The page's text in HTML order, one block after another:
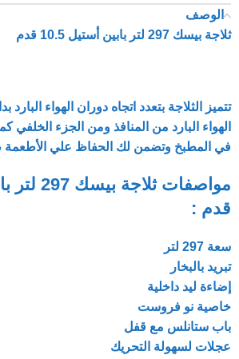
الوصف
ثلاجة بيسك 297 لتر بابين أستيل 10.5 قدم
تتميز الثلاجة بتعدد اتجاه دوران الهواء البارد
الهواء البارد من المنافذ ومن الجزء الخلفي
في المطبخ وتضمن لك الحفاظ علي الأطعمة
قدم :
سعة 297 لتر
تبريد بالبخار
إضاءة ليد داخلية
خاصية نو فروست
باب ستانلس مع قفل
عجلات لسهولة التحريك